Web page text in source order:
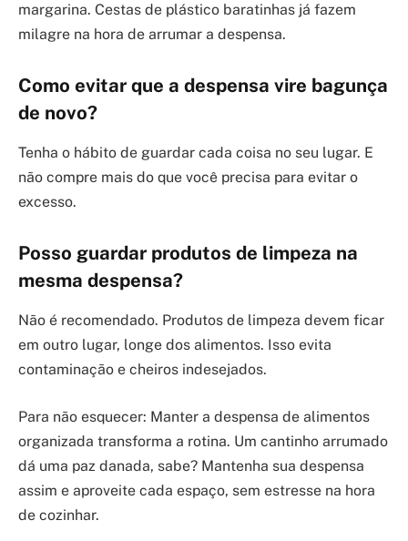
margarina. Cestas de plástico baratinhas já fazem
milagre na hora de arrumar a despensa.
Como evitar que a despensa vire bagunça
de novo?
Tenha o hábito de guardar cada coisa no seu lugar. E
não compre mais do que você precisa para evitar o
excesso.
Posso guardar produtos de limpeza na
mesma despensa?
Não é recomendado. Produtos de limpeza devem ficar
em outro lugar, longe dos alimentos. Isso evita
contaminação e cheiros indesejados.
Para não esquecer: Manter a despensa de alimentos
organizada transforma a rotina. Um cantinho arrumado
dá uma paz danada, sabe? Mantenha sua despensa
assim e aproveite cada espaço, sem estresse na hora
de cozinhar.